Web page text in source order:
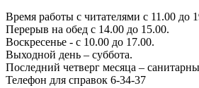
Время работы с читателями с 11.00 до
Перерыв на обед с 14.00 до 15.00.
Воскресенье - с 10.00 до 17.00.
Выходной день – суббота.
Последний четверг месяца –
Телефон для справок 6-34-37